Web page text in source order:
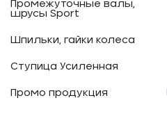
Промежуточные валы,
шрусы Sport
Шпильки, гайки колеса
Ступица Усиленная
Промо продукция